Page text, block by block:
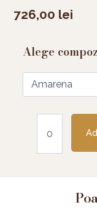
726,00 lei
Alege